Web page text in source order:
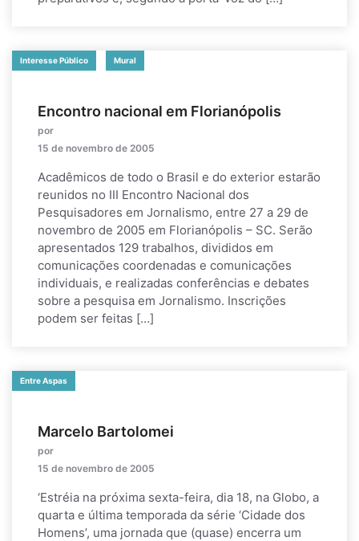
Interesse Público Mural
Encontro nacional em Florianópolis
por
15 de novembro de 2005
Acadêmicos de todo o Brasil e do exterior estarão
reunidos no III Encontro Nacional dos
Pesquisadores em Jornalismo, entre 27 a 29 de
novembro de 2005 em Florianópolis – SC. Serão
apresentados 129 trabalhos, divididos em
comunicações coordenadas e comunicações
individuais, e realizadas conferências e debates
sobre a pesquisa em Jornalismo. Inscrições
podem ser feitas […]
Entre Aspas
Marcelo Bartolomei
por
15 de novembro de 2005
‘Estréia na próxima sexta-feira, dia 18, na Globo, a
quarta e última temporada da série ‘Cidade dos
Homens’, uma jornada que (quase) encerra um